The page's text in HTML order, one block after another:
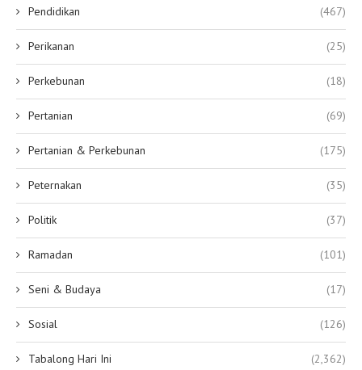
Pendidikan (467)
Perikanan (25)
Perkebunan (18)
Pertanian (69)
Pertanian & Perkebunan (175)
Peternakan (35)
Politik (37)
Ramadan (101)
Seni & Budaya (17)
Sosial (126)
Tabalong Hari Ini (2,362)